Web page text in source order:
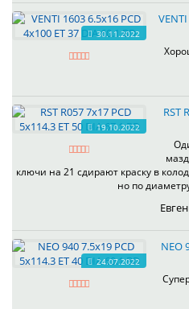
30.11.2022
19.10.2022
RST
ключи на 21 сдирают краску в
но по
24.07.2022
NEO